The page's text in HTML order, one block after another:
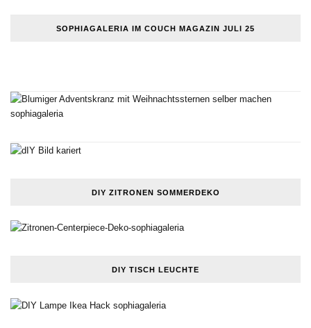
SOPHIAGALERIA IM COUCH MAGAZIN JULI 25
DIY ZITRONEN SOMMERDEKO
DIY TISCH LEUCHTE